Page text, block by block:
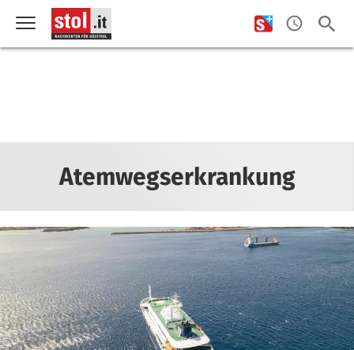
Atemwegserkrankung